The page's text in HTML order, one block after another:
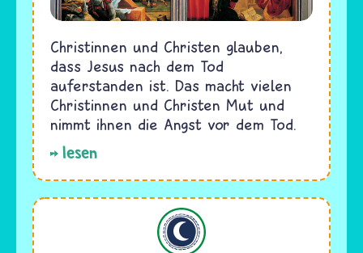
Christinnen und Christen glauben,
dass Jesus nach dem Tod
auferstanden ist. Das macht vielen
Christinnen und Christen Mut und
nimmt ihnen die Angst vor dem Tod.
lesen